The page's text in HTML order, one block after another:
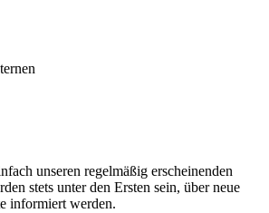
unseren regelmäßig erscheinenden
stets unter den Ersten sein, über neue
informiert werden.